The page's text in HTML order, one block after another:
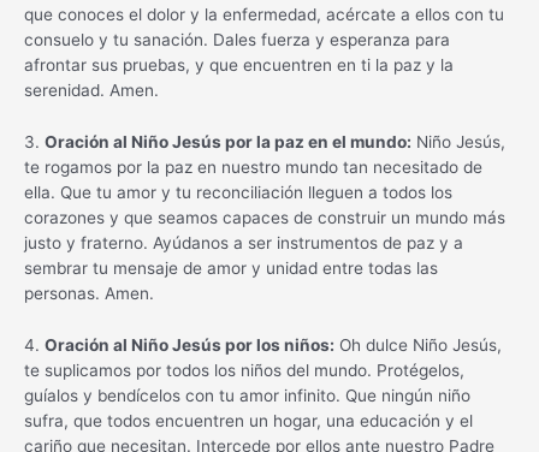
que conoces el dolor y la enfermedad, acércate a ellos con tu
consuelo y tu sanación. Dales fuerza y esperanza para
afrontar sus pruebas, y que encuentren en ti la paz y la
serenidad. Amen.
3. Oración al Niño Jesús por la paz en el mundo: Niño Jesús,
te rogamos por la paz en nuestro mundo tan necesitado de
ella. Que tu amor y tu reconciliación lleguen a todos los
corazones y que seamos capaces de construir un mundo más
justo y fraterno. Ayúdanos a ser instrumentos de paz y a
sembrar tu mensaje de amor y unidad entre todas las
personas. Amen.
4. Oración al Niño Jesús por los niños: Oh dulce Niño Jesús,
te suplicamos por todos los niños del mundo. Protégelos,
guíalos y bendícelos con tu amor infinito. Que ningún niño
sufra, que todos encuentren un hogar, una educación y el
cariño que necesitan. Intercede por ellos ante nuestro Padre